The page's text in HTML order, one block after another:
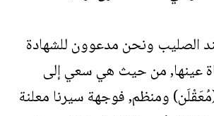
الصليب ونحن مدعوون للشهادة
عينها, من حيث هي سعي إلى
(مُعَقْلَن) ومنظم, فوجهة سيرنا معلنة